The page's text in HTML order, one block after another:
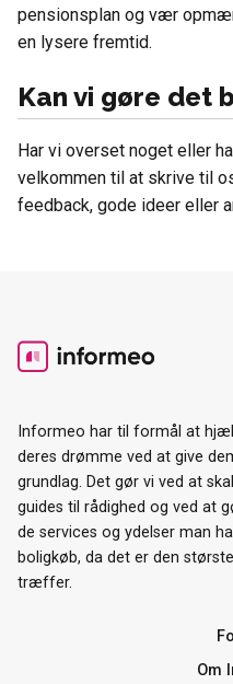
pensionsplan og vær
en lysere fremtid.
Kan vi gøre det
Har vi overset noget eller
velkommen til at skrive til
feedback, gode ideer eller
Informeo har til formål at
deres drømme ved at give
grundlag. Det gør vi ved at
guides til rådighed og ved at
de services og ydelser man
boligkøb, da det er den
træffer.
Om